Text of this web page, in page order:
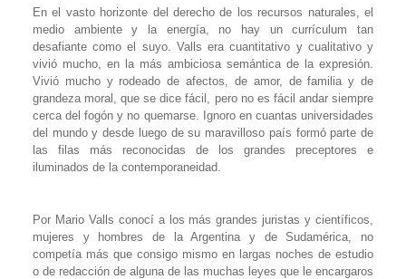
En el vasto horizonte del derecho de los recursos naturales, el
medio ambiente y la energía, no hay un currículum tan
desafiante como el suyo. Valls era cuantitativo y cualitativo y
vivió mucho, en la más ambiciosa semántica de la expresión.
Vivió mucho y rodeado de afectos, de amor, de familia y de
grandeza moral, que se dice fácil, pero no es fácil andar siempre
cerca del fogón y no quemarse. Ignoro en cuantas universidades
del mundo y desde luego de su maravilloso país formó parte de
las filas más reconocidas de los grandes preceptores e
iluminados de la contemporaneidad.
Por Mario Valls conocí a los más grandes juristas y científicos,
mujeres y hombres de la Argentina y de Sudamérica, no
competía más que consigo mismo en largas noches de estudio
o de redacción de alguna de las muchas leyes que le encargaros